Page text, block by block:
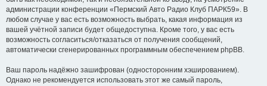
администрации конференции «Пермский Авто Радио Клуб ПАРК59». В
любом случае у вас есть возможность выбрать, какая информация из
вашей учётной записи будет общедоступна. Кроме того, у вас есть
возможность согласиться/отказаться от получения сообщений,
автоматически сгенерированных программным обеспечением phpBB.
Ваш пароль надёжно зашифрован (односторонним хэшированием).
Однако не рекомендуется использовать этот же самый пароль,